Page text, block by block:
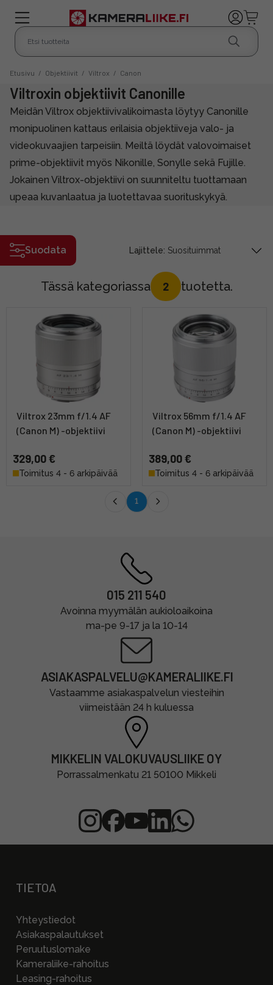
Etusivu / Objektiivit / Viltrox / Canon
Viltroxin objektiivit Canonille
Meidän Viltrox objektiivivalikoimasta löytyy Canonille
monipuolinen kattaus erilaisia objektiiveja valo- ja
videokuvaajien tarpeisiin. Meiltä löydät valovoimaiset
prime-objektiivit myös Nikonille, Sonylle sekä Fujille.
Jokainen Viltrox-objektiivi on suunniteltu tuottamaan
upeaa kuvanlaatua ja luotettavaa suorituskykyä.
Suodata Lajittele:
Tässä kategoriassa 2 tuotetta.
Viltrox 23mm f/1.4 AF
(Canon M) -objektiivi
329,00 €
Toimitus 4 - 6 arkipäivää
Viltrox 56mm f/1.4 AF
(Canon M) -objektiivi
389,00 €
Toimitus 4 - 6 arkipäivää
1
015 211 540
Avoinna myymälän aukioloaikoina
ma-pe 9-17 ja la 10-14
ASIAKASPALVELU@KAMERALIIKE.FI
Vastaamme asiakaspalvelun viesteihin
viimeistään 24 h kuluessa
MIKKELIN VALOKUVAUSLIIKE OY
Porrassalmenkatu 21 50100 Mikkeli
TIETOA
Yhteystiedot
Asiakaspalautukset
Peruutuslomake
Kameraliike-rahoitus
Leasing-rahoitus